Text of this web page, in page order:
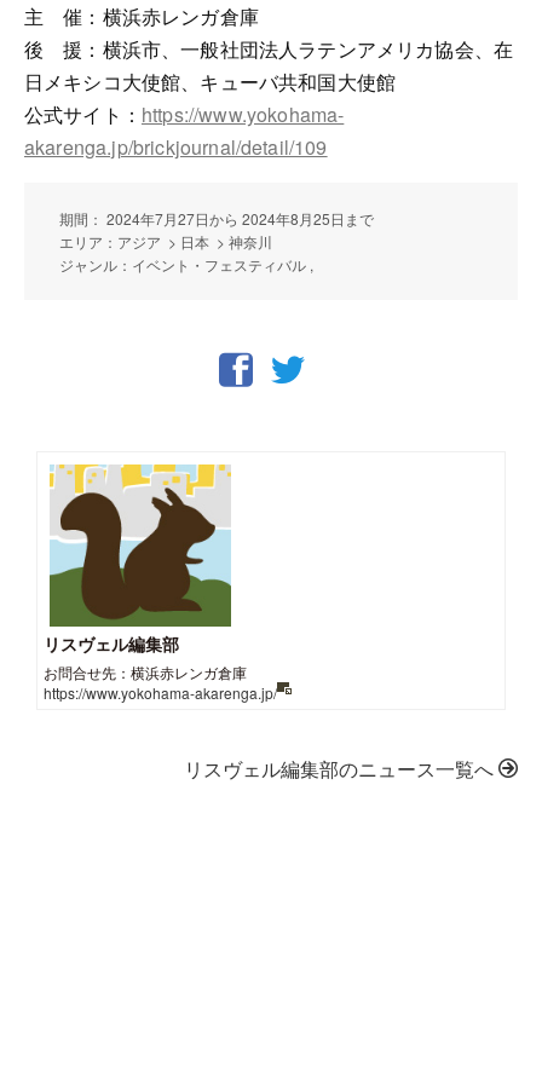
主 催：横浜赤レンガ倉庫
後 援：横浜市、一般社団法人ラテンアメリカ協会、在
日メキシコ大使館、キューバ共和国大使館
公式サイト： https://www.yokohama-
akarenga.jp/brickjournal/detail/109
期間： 2024年7月27日から 2024年8月25日まで
エリア：アジア > 日本 > 神奈川
ジャンル：イベント・フェスティバル ,
リスヴェル編集部
お問合せ先：横浜赤レンガ倉庫
https://www.yokohama-akarenga.jp/
リスヴェル編集部のニュース一覧へ